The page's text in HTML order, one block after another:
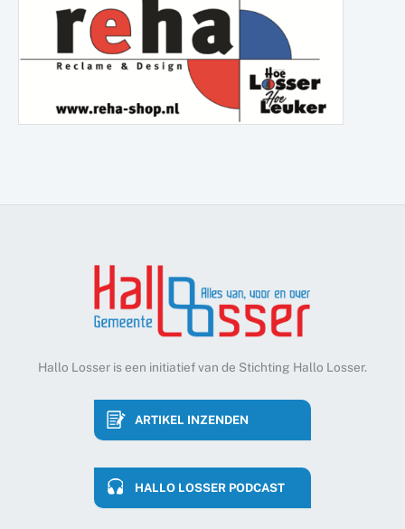
Hallo Losser is een initiatief van de Stichting Hallo Losser.
ARTIKEL INZENDEN
HALLO LOSSER PODCAST